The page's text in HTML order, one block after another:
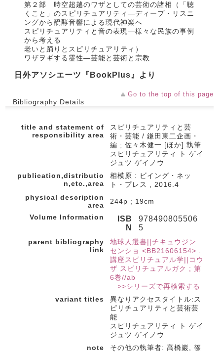
第２部 時空超越のワザとしての芸術の諸相（「聴
くこと」のスピリチュアリティ―ディープ・リスニ
ングから醗酵音響による現代神楽へ
スピリチュアリティと音の表現―様々な民族の事例
から考える
老いと踊りとスピリチュアリティ）
ワザヲギする霊性―芸能と芸術と宗教
日外アソシエーツ『BookPlus』より
Go to the top of this page
Bibliography Details
title and statement of
responsibility area
スピリチュアリティと芸
術・芸能 / 鎌田東二企画・
編 ; 佐々木健一 [ほか] 執筆
スピリチュアリティ ト ゲイ
ジュツ ゲイノウ
publication,distributio
n,etc.,area
相模原 : ビイング・ネッ
ト・プレス , 2016.4
physical description
area
244p ; 19cm
Volume Information
ISB
N
978490805506
5
parent bibliography
link
地球人選書||チキュウジン
センショ <BB21606154> .
講座スピリチュアル学||コウ
ザ スピリチュアルガク ; 第
6巻//ab
>>シリーズで再検索する
variant titles
異なりアクセスタイトル:ス
ピリチュアリティと芸術芸
能
スピリチュアリティ ト ゲイ
ジュツ ゲイノウ
note
その他の執筆者: 高橋巖, 篠